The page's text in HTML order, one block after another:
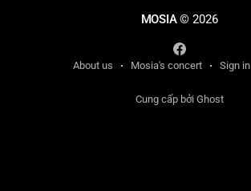
MOSIA© 2026
About us Mosia's concert Sign in
Cung cấp bởi Ghost